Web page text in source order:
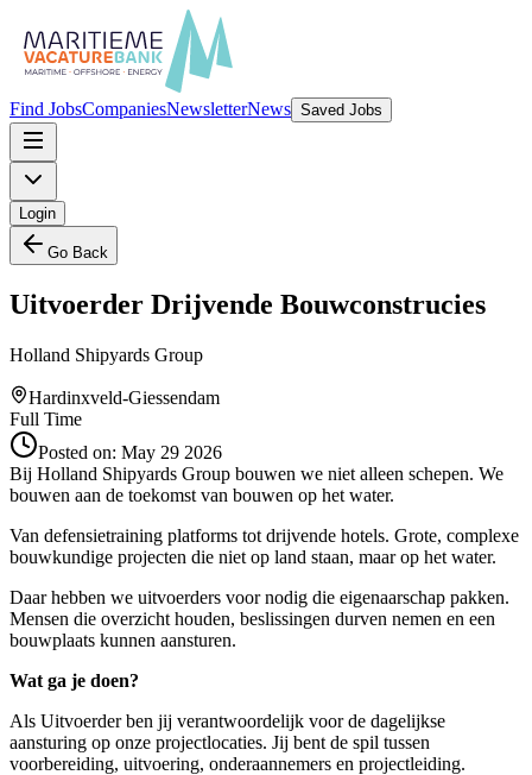
Find JobsCompaniesNewsletterNews Saved Jobs
Login
Go Back
Uitvoerder Drijvende Bouwconstrucies
Holland Shipyards Group
Hardinxveld-Giessendam
Full Time
Posted on: May 29 2026
Bij Holland Shipyards Group bouwen we niet alleen schepen. We
bouwen aan de toekomst van bouwen op het water.
Van defensietraining platforms tot drijvende hotels. Grote, complexe
bouwkundige projecten die niet op land staan, maar op het water.
Daar hebben we uitvoerders voor nodig die eigenaarschap pakken.
Mensen die overzicht houden, beslissingen durven nemen en een
bouwplaats kunnen aansturen.
Wat ga je doen?
Als Uitvoerder ben jij verantwoordelijk voor de dagelijkse
aansturing op onze projectlocaties. Jij bent de spil tussen
voorbereiding, uitvoering, onderaannemers en projectleiding.